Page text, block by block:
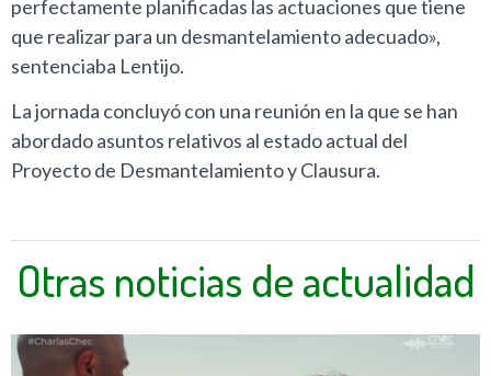
perfectamente planificadas las actuaciones que tiene
que realizar para un desmantelamiento adecuado»,
sentenciaba Lentijo.
La jornada concluyó con una reunión en la que se han
abordado asuntos relativos al estado actual del
Proyecto de Desmantelamiento y Clausura.
Otras noticias de actualidad